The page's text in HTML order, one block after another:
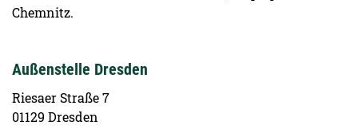
Chemnitz.
Außenstelle Dresden
Riesaer Straße 7
01129 Dresden